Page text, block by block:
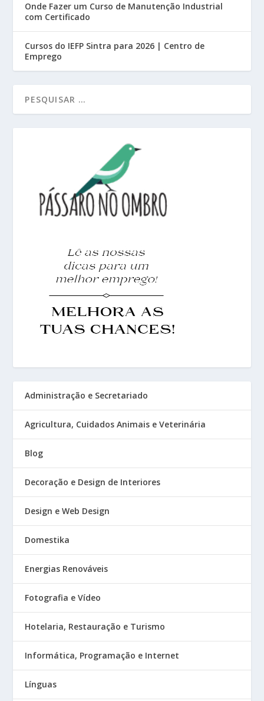
Onde Fazer um Curso de Manutenção Industrial
com Certificado
Cursos do IEFP Sintra para 2026 | Centro de
Emprego
Administração e Secretariado
Agricultura, Cuidados Animais e Veterinária
Blog
Decoração e Design de Interiores
Design e Web Design
Domestika
Energias Renováveis
Fotografia e Vídeo
Hotelaria, Restauração e Turismo
Informática, Programação e Internet
Línguas